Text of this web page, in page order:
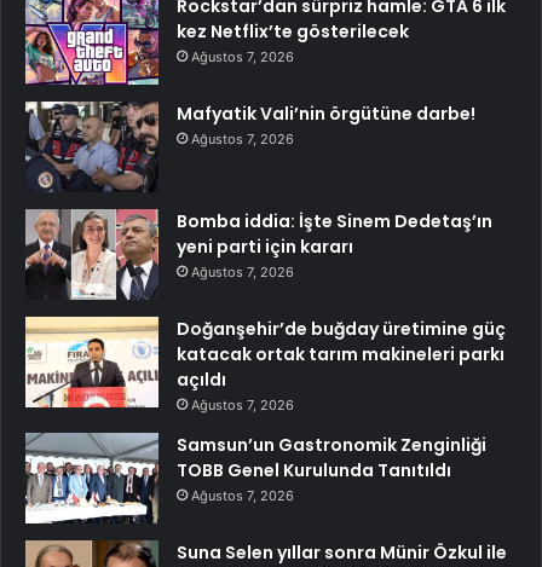
Rockstar’dan sürpriz hamle: GTA 6 ilk
kez Netflix’te gösterilecek
Ağustos 7, 2026
Mafyatik Vali’nin örgütüne darbe!
Ağustos 7, 2026
Bomba iddia: İşte Sinem Dedetaş’ın
yeni parti için kararı
Ağustos 7, 2026
Doğanşehir’de buğday üretimine güç
katacak ortak tarım makineleri parkı
açıldı
Ağustos 7, 2026
Samsun’un Gastronomik Zenginliği
TOBB Genel Kurulunda Tanıtıldı
Ağustos 7, 2026
Suna Selen yıllar sonra Münir Özkul ile